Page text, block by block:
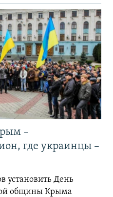
–
где украинцы –
установить День
общины Крыма